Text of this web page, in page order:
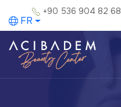
+90 536 904 82 68
FR